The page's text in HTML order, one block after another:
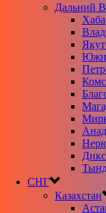
Дальний
СНГ
Казахстан